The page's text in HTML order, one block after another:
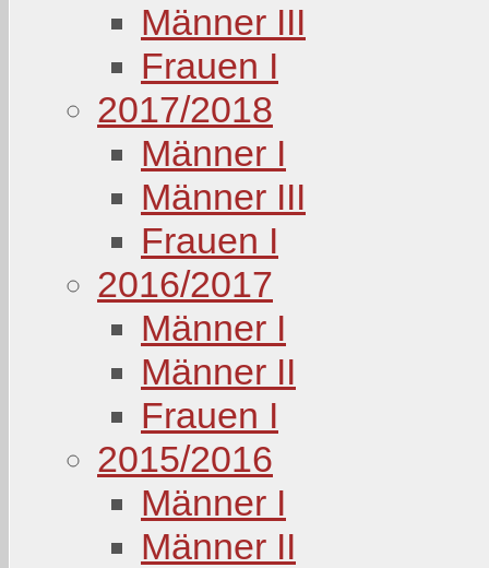
Männer III
Frauen I
2017/2018
Männer I
Männer III
Frauen I
2016/2017
Männer I
Männer II
Frauen I
2015/2016
Männer I
Männer II